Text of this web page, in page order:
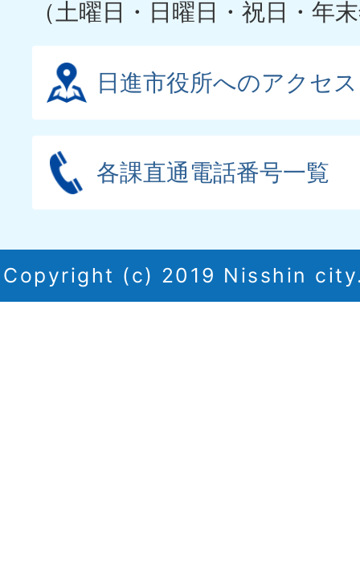
（土曜日・日曜日・祝日・年
日進市役所へのアクセス
各課直通電話番号一覧
Copyright (c) 2019 Nisshin